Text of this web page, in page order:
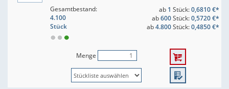
Gesamtbestand:
4.100
Stück
ab 1 Stück:0,6810 €*
ab600Stück:0,5720 €*
ab4.800Stück:0,4850 €*
Menge